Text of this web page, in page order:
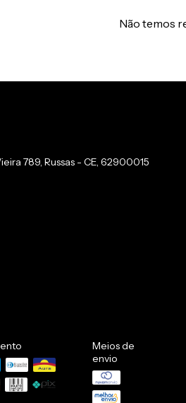
Não temos
789, Russas - CE, 62900015
Meios de
envio